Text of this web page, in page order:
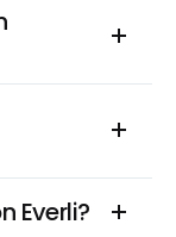
Everli?